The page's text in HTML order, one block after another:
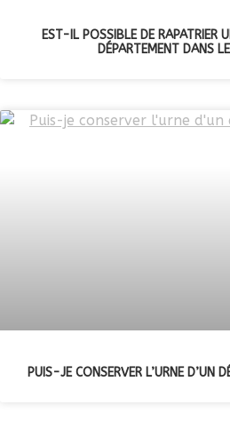
EST-IL POSSIBLE DE RAPATRIER
DÉPARTEMENT DANS
PUIS-JE CONSERVER L’URNE D’UN